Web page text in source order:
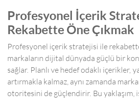
Profesyonel İçerik
Rekabette Öne Çıkmak
Profesyonel içerik stratejisi ile
markaların dijital dünyada güçlü bir
sağlar. Planlı ve hedef odaklı içerikler,
artırmakla kalmaz, aynı zamanda
otoritesini de güçlendirir. Bu yaklaşım,